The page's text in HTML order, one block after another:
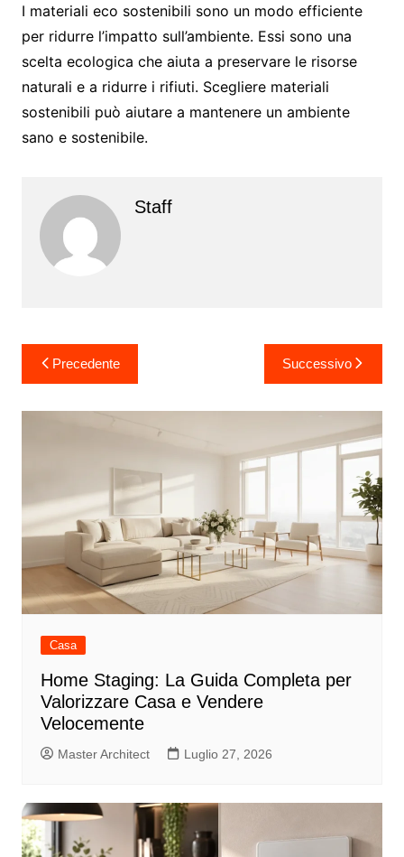
I materiali eco sostenibili sono un modo efficiente
per ridurre l’impatto sull’ambiente. Essi sono una
scelta ecologica che aiuta a preservare le risorse
naturali e a ridurre i rifiuti. Scegliere materiali
sostenibili può aiutare a mantenere un ambiente
sano e sostenibile.
Staff
Navigazione
articoli
Precedente Successivo
Casa
Home Staging: La Guida Completa per
Valorizzare Casa e Vendere
Velocemente
Master Architect Luglio 27, 2026